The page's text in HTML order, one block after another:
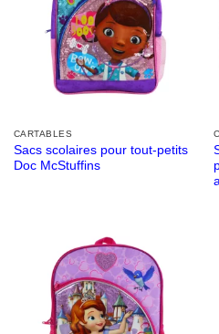
CARTABLES
Sacs scolaires pour tout-petits
Doc McStuffins